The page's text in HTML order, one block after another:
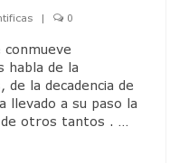
| 0
conmueve
habla de la
de la decadencia de
llevado a su paso la
de otros tantos . …